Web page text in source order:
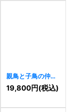
親鳥と子鳥の仲良
しインコロゴ
11485 ]
19,800円(税込)